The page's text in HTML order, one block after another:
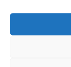
En resumen,
creo que se
embargo,
circunstancias